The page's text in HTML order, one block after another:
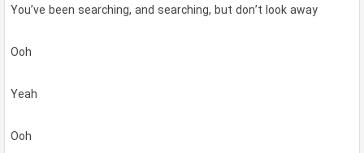
You’ve been searching, and searching, but don’t look away
Ooh
Yeah
Ooh